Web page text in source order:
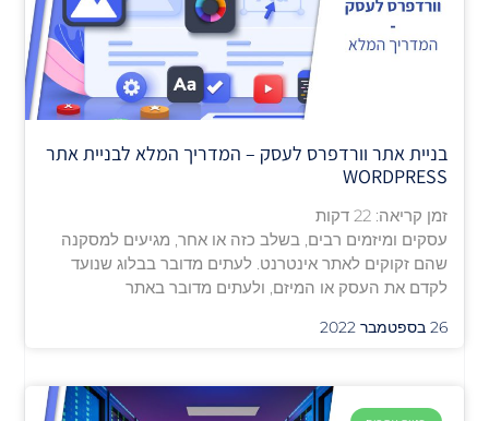
בניית אתר וורדפרס לעסק – המדריך המלא לבניית אתר
WORDPRESS
זמן קריאה:22 דקות
עסקים ומיזמים רבים, בשלב כזה או אחר, מגיעים למסקנה
שהם זקוקים לאתר אינטרנט. לעתים מדובר בבלוג שנועד
לקדם את העסק או המיזם, ולעתים מדובר באתר
26 בספטמבר 2022